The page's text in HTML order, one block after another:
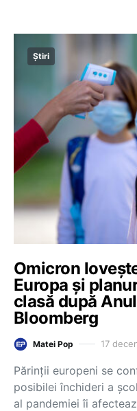
Știri
Omicron
Europa și
clasă după
Bloomberg
Matei Pop 17
Părinții europeni se
posibilei închideri a
al pandemiei îi